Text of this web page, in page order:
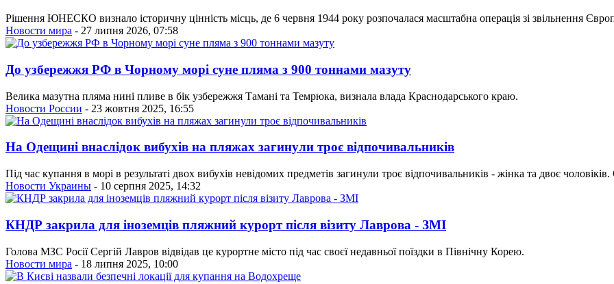
Рішення ЮНЕСКО визнало історичну цінність місць, де 6 червня 1944 року розпочалася масштабна операція зі звільнення
Новости мира - 27 липня 2026, 07:58
До узбережжя РФ в Чорному морі суне пляма з 900 тоннами мазуту
Велика мазутна пляма нині пливе в бік узбережжя Тамані та Темрюка, визнала влада Краснодарського краю.
Новости России - 23 жовтня 2025, 16:55
На Одещині внаслідок вибухів на пляжах загинули троє відпочивальників
Під час купання в морі в результаті двох вибухів невідомих предметів загинули троє відпочивальників - жінка та двоє
Новости Украины - 10 серпня 2025, 14:32
КНДР закрила для іноземців пляжний курорт після візиту Лаврова - ЗМІ
Голова МЗС Росії Сергій Лавров відвідав це курортне місто під час своєї недавньої поїздки в Північну Корею.
Новости мира - 18 липня 2025, 10:00